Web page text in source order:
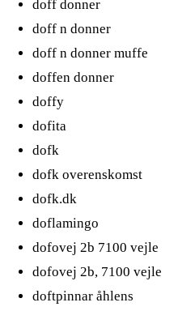
doff donner
doff n donner
doff n donner muffe
doffen donner
doffy
dofita
dofk
dofk overenskomst
dofk.dk
doflamingo
dofovej 2b 7100 vejle
dofovej 2b, 7100 vejle
doftpinnar åhlens